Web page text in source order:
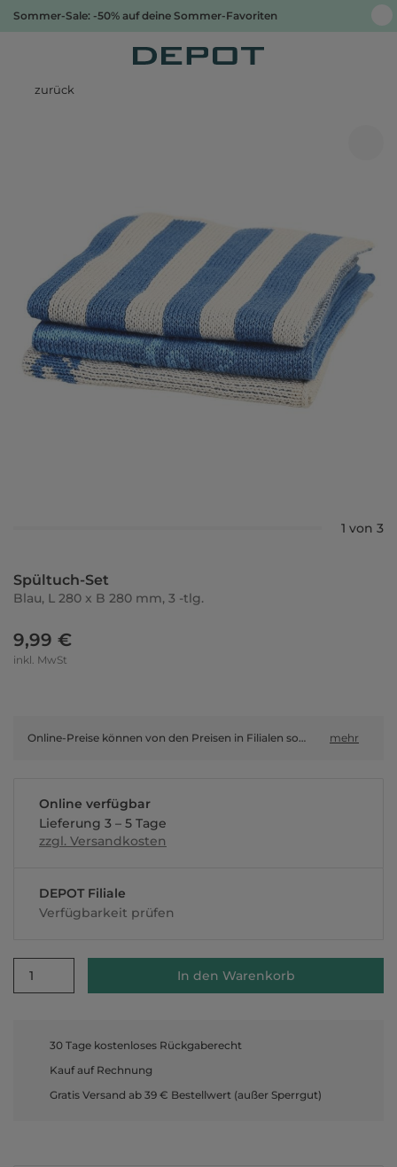
Sommer-Sale: -50% auf deine Sommer-Favoriten
zurück
1 von 3
Spültuch-Set
Blau, L 280 x B 280 mm, 3 -tlg.
9,99 €
inkl. MwSt
Online-Preise können von den Preisen in Filialen sowie Shop-in-Shop-Flächen abweichen. mehr
Online verfügbar
Lieferung 3 – 5 Tage
zzgl. Versandkosten
DEPOT Filiale
Verfügbarkeit prüfen
1 In den Warenkorb
30 Tage kostenloses Rückgaberecht
Kauf auf Rechnung
Gratis Versand ab 39 € Bestellwert (außer Sperrgut)